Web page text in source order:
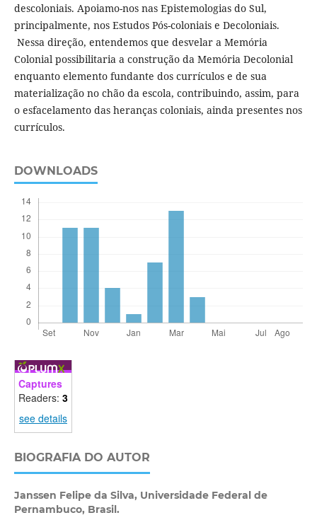
descoloniais. Apoiamo-nos nas Epistemologias do Sul,
principalmente, nos Estudos Pós-coloniais e Decoloniais.
Nessa direção, entendemos que desvelar a Memória
Colonial possibilitaria a construção da Memória Decolonial
enquanto elemento fundante dos currículos e de sua
materialização no chão da escola, contribuindo, assim, para
o esfacelamento das heranças coloniais, ainda presentes nos
currículos.
DOWNLOADS
Captures
Readers: 3
see details
BIOGRAFIA DO AUTOR
Janssen Felipe da Silva, Universidade Federal de
Pernambuco, Brasil.